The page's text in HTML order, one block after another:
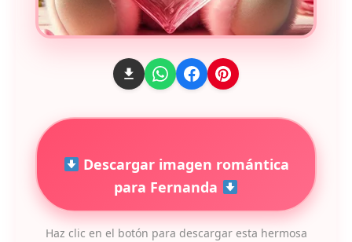
Descargar imagen romántica
para Fernanda
Haz clic en el botón para descargar esta hermosa